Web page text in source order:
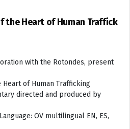
the Heart of Human Traffick
with the Rotondes, present
Heart of Human Trafficking
directed and produced by
OV multilingual EN, ES,